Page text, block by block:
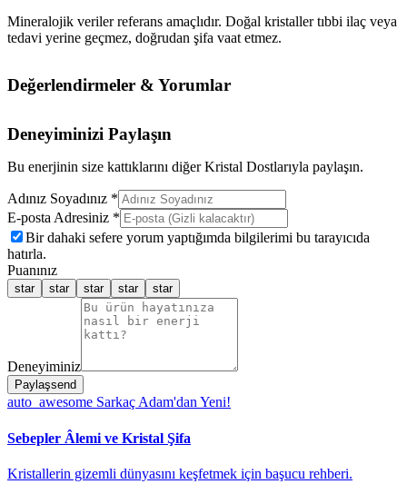
Mineralojik veriler referans amaçlıdır. Doğal kristaller tıbbi ilaç veya
tedavi yerine geçmez, doğrudan şifa vaat etmez.
Değerlendirmeler & Yorumlar
Deneyiminizi Paylaşın
Bu enerjinin size kattıklarını diğer Kristal Dostlarıyla paylaşın.
Adınız Soyadınız *
E-posta Adresiniz *
Bir dahaki sefere yorum yaptığımda bilgilerimi bu tarayıcıda
hatırla.
Puanınız
star star star star star
Deneyiminiz
Paylaşsend
auto_awesome Sarkaç Adam'dan Yeni!
Sebepler Âlemi ve Kristal Şifa
Kristallerin gizemli dünyasını keşfetmek için başucu rehberi.